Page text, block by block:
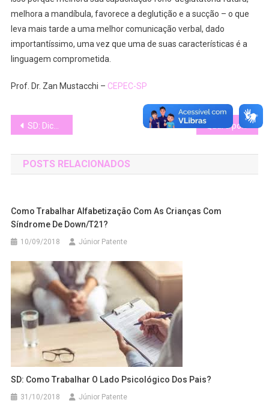
melhora a mandíbula, favorece a deglutição e a sucção – o que
leva mais tarde a uma melhor comunicação verbal, dado
importantíssimo, uma vez que uma de suas características é a
linguagem comprometida.
Prof. Dr. Zan Mustacchi – CEPEC-SP
Navegação
de
Post
SD: Dicas para alimentação de seu bebê Qual a porcentagem de nascimentos de bebês com Síndrome de Down/T21?
POSTS RELACIONADOS
Como Trabalhar Alfabetização Com As Crianças Com
Síndrome De Down/T21?
10/09/2018 Júnior Patente
SD: Como Trabalhar O Lado Psicológico Dos Pais?
31/10/2018 Júnior Patente